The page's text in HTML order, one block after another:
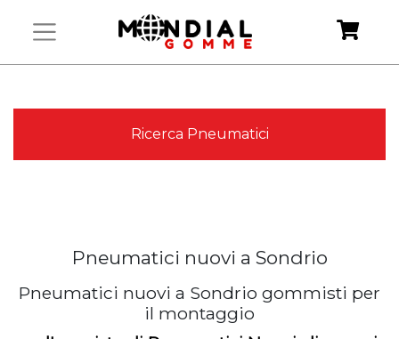
Ricerca Pneumatici
Pneumatici nuovi a Sondrio
Pneumatici nuovi a Sondrio gommisti per
il montaggio